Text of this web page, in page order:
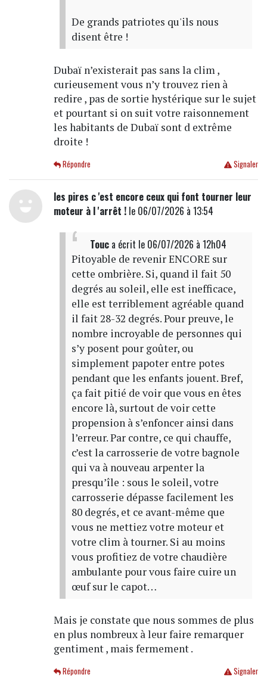
De grands patriotes qu'ils nous
disent être !
Dubaï n’existerait pas sans la clim ,
curieusement vous n’y trouvez rien à
redire , pas de sortie hystérique sur le sujet
et pourtant si on suit votre raisonnement
les habitants de Dubaï sont d extrême
droite !
Signaler
Répondre
les pires c 'est encore ceux qui font tourner leur
moteur à l 'arrêt !le 06/07/2026 à 13:54
Touca écrit le 06/07/2026 à 12h04
Pitoyable de revenir ENCORE sur
cette ombrière. Si, quand il fait 50
degrés au soleil, elle est inefficace,
elle est terriblement agréable quand
il fait 28-32 degrés. Pour preuve, le
nombre incroyable de personnes qui
s’y posent pour goûter, ou
simplement papoter entre potes
pendant que les enfants jouent. Bref,
ça fait pitié de voir que vous en êtes
encore là, surtout de voir cette
propension à s’enfoncer ainsi dans
l’erreur. Par contre, ce qui chauffe,
c’est la carrosserie de votre bagnole
qui va à nouveau arpenter la
presqu’île : sous le soleil, votre
carrosserie dépasse facilement les
80 degrés, et ce avant-même que
vous ne mettiez votre moteur et
votre clim à tourner. Si au moins
vous profitiez de votre chaudière
ambulante pour vous faire cuire un
œuf sur le capot…
Mais je constate que nous sommes de plus
en plus nombreux à leur faire remarquer
gentiment , mais fermement .
Signaler
Répondre